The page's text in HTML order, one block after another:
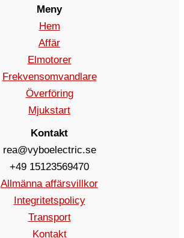
Meny
Hem
Affär
Elmotorer
Frekvensomvandlare
Överföring
Mjukstart
Kontakt
rea@vyboelectric.se
+49 15123569470
Allmänna affärsvillkor
Integritetspolicy
Transport
Kontakt